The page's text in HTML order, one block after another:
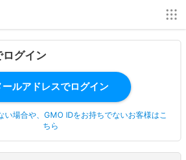
ログイン
い場合や、GMO IDをお持ちでないお客様はこ
ちら